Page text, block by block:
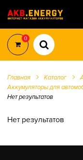
0
Главная Каталог
Аккумуляторы для
Нет результатов
Нет результатов